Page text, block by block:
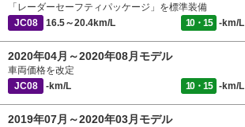
「レーダーセーフティパッケージ」を標準装備
JC08
16.5～20.4km/L 10・15 -km/L
2020年04月～2020年08月モデル
車両価格を改定
JC08
-km/L 10・15 -km/L
2019年07月～2020年03月モデル